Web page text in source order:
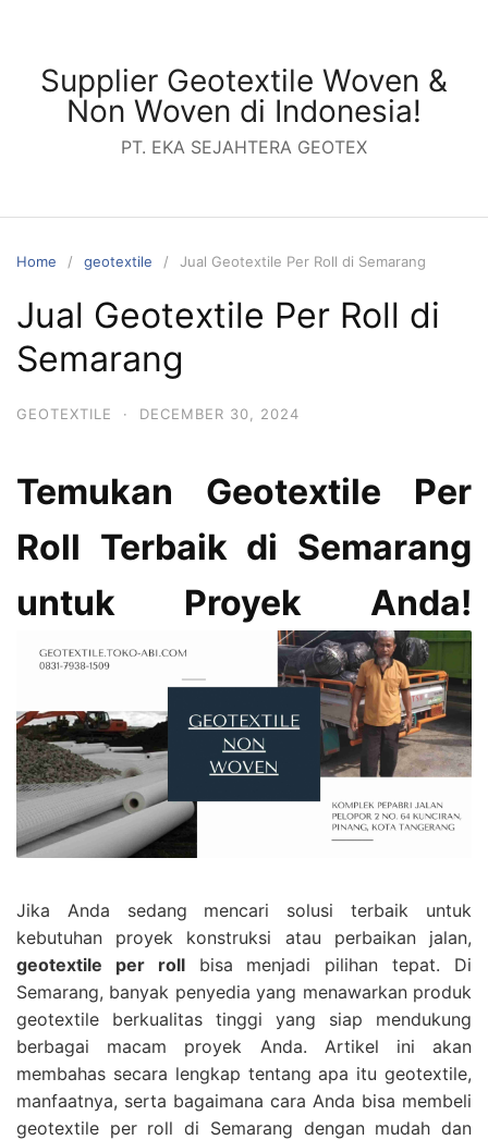
contentSupplier Geotextile Woven &
Non Woven di Indonesia!
PT. EKA SEJAHTERA GEOTEX
Home geotextile Jual Geotextile Per Roll di Semarang
Jual Geotextile Per Roll di
Semarang
GEOTEXTILE · DECEMBER 30, 2024
Temukan Geotextile Per
Roll Terbaik di Semarang
untuk Proyek Anda!
Jika Anda sedang mencari solusi terbaik untuk
kebutuhan proyek konstruksi atau perbaikan jalan,
geotextile per rollbisa menjadi pilihan tepat. Di
Semarang, banyak penyedia yang menawarkan produk
geotextile berkualitas tinggi yang siap mendukung
berbagai macam proyek Anda. Artikel ini akan
membahas secara lengkap tentang apa itu geotextile,
manfaatnya, serta bagaimana cara Anda bisa membeli
geotextile per roll di Semarang dengan mudah dan